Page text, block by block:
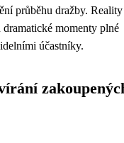
průběhu dražby. Reality
momenty plné
účastníky.